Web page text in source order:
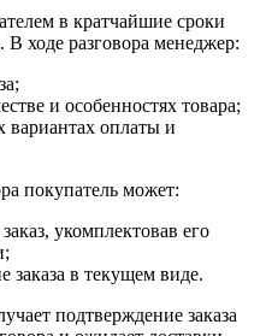
в кратчайшие сроки
В ходе разговора менеджер:
и особенностях товара;
оплаты и
покупатель может:
укомплектовав его
заказа в текущем виде.
подтверждение заказа